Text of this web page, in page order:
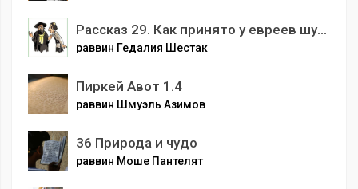
Рассказ 29. Как принято у евреев шутить. Часть 2. Все тайны и секреты еврейских анекдотов от Гершеля Острополера до сегодняшнего дня. 😂
раввин Гедалия Шестак
Пиркей Авот 1.4
раввин Шмуэль Азимов
36 Природа и чудо
раввин Моше Пантелят